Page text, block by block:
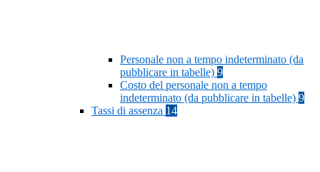
Personale non a tempo indeterminato (da
pubblicare in tabelle) 9
Costo del personale non a tempo
indeterminato (da pubblicare in tabelle) 9
Tassi di assenza 14